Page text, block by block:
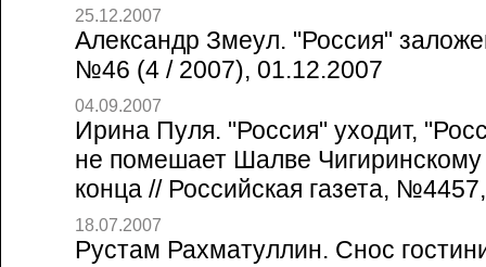
25.12.2007
Александр Змеул. "Россия"
№46 (4 / 2007), 01.12.2007
04.09.2007
Ирина Пуля. "Россия" уходит,
не помешает Шалве Чигиринскому
конца // Российская газета,
18.07.2007
Рустам Рахматуллин. Снос